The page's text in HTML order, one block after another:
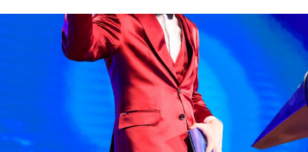
Asier Duque
28 de febrero de 2023, 10:53